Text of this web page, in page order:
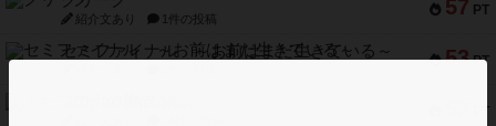
57 PT
紹介文あり 1件の投稿
53 PT
セミファイナル ～お前はまだ生きている～
PT